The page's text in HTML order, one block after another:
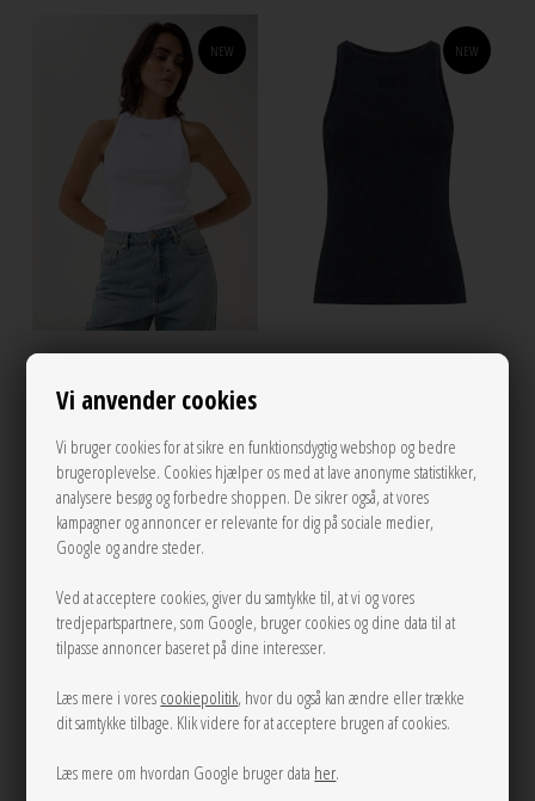
Vi anvender cookies
Vi bruger cookies for at sikre en funktionsdygtig webshop og bedre
brugeroplevelse. Cookies hjælper os med at lave anonyme statistikker,
analysere besøg og forbedre shoppen. De sikrer også, at vores
kampagner og annoncer er relevante for dig på sociale medier,
Google og andre steder.
Ved at acceptere cookies, giver du samtykke til, at vi og vores
tredjepartspartnere, som Google, bruger cookies og dine data til at
tilpasse annoncer baseret på dine interesser.
Læs mere i vores cookiepolitik, hvor du også kan ændre eller trække
dit samtykke tilbage. Klik videre for at acceptere brugen af cookies.
Læs mere om hvordan Google bruger data her.
NEW
Drew Rhinestone logo tank Bright
White Gestuz
400,00
NEW
Washed Gestuz
400,00
XS S M L